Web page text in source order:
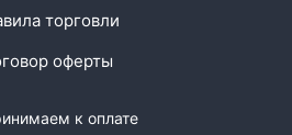
торговли
оферты
к оплате